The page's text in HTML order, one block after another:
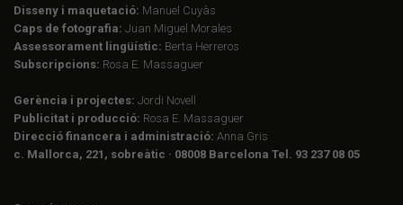
Disseny i maquetació: Manuel Cuyàs
Caps de fotografia: Juan Miguel Morales
Assessorament lingüístic: Berta Herreros
Subscripcions: Rosa E. Massaguer
Gerència i projectes: Jordi Novell
Publicitat i producció: Rosa E. Massaguer
Direcció financera i administració: Anna Gris
c. Mallorca, 221, sobreàtic · 08008 Barcelona Tel. 93 237 08 05